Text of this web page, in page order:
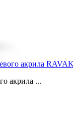
акрила
акрила ...